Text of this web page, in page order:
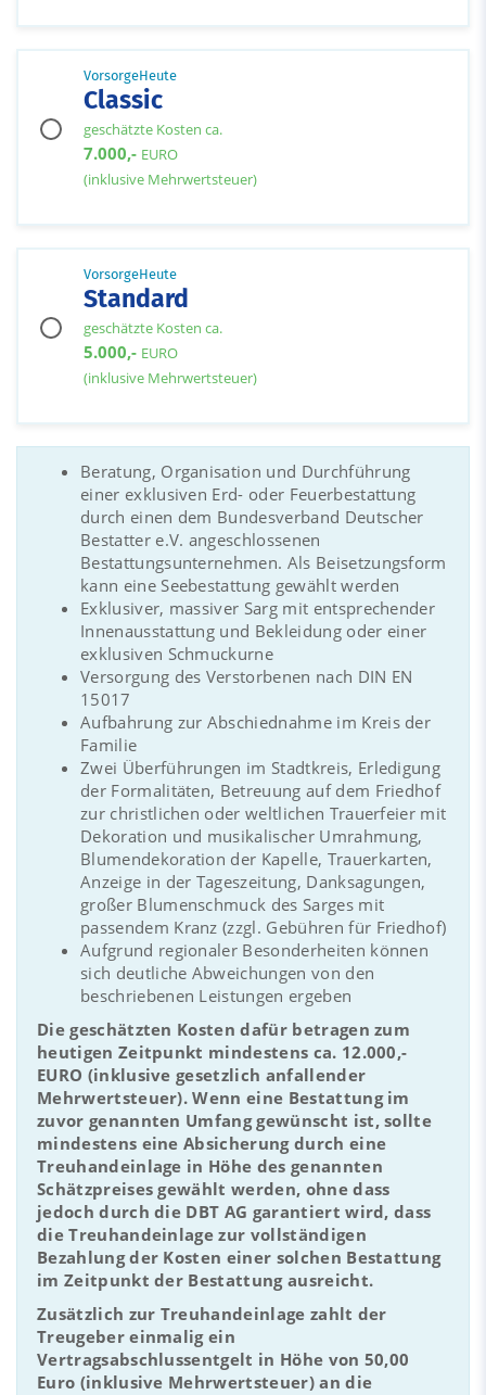
VorsorgeHeute
Classic
geschätzte Kosten ca.
7.000,- EURO
(inklusive Mehrwertsteuer)
VorsorgeHeute
Standard
geschätzte Kosten ca.
5.000,- EURO
(inklusive Mehrwertsteuer)
Beratung, Organisation und Durchführung
einer exklusiven Erd- oder Feuerbestattung
durch einen dem Bundesverband Deutscher
Bestatter e.V. angeschlossenen
Bestattungsunternehmen. Als Beisetzungsform
kann eine Seebestattung gewählt werden
Exklusiver, massiver Sarg mit entsprechender
Innenausstattung und Bekleidung oder einer
exklusiven Schmuckurne
Versorgung des Verstorbenen nach DIN EN
15017
Aufbahrung zur Abschiednahme im Kreis der
Familie
Zwei Überführungen im Stadtkreis, Erledigung
der Formalitäten, Betreuung auf dem Friedhof
zur christlichen oder weltlichen Trauerfeier mit
Dekoration und musikalischer Umrahmung,
Blumendekoration der Kapelle, Trauerkarten,
Anzeige in der Tageszeitung, Danksagungen,
großer Blumenschmuck des Sarges mit
passendem Kranz (zzgl. Gebühren für Friedhof)
Aufgrund regionaler Besonderheiten können
sich deutliche Abweichungen von den
beschriebenen Leistungen ergeben
Die geschätzten Kosten dafür betragen zum
heutigen Zeitpunkt mindestens ca. 12.000,-
EURO (inklusive gesetzlich anfallender
Mehrwertsteuer). Wenn eine Bestattung im
zuvor genannten Umfang gewünscht ist, sollte
mindestens eine Absicherung durch eine
Treuhandeinlage in Höhe des genannten
Schätzpreises gewählt werden, ohne dass
jedoch durch die DBT AG garantiert wird, dass
die Treuhandeinlage zur vollständigen
Bezahlung der Kosten einer solchen Bestattung
im Zeitpunkt der Bestattung ausreicht.
Zusätzlich zur Treuhandeinlage zahlt der
Treugeber einmalig ein
Vertragsabschlussentgelt in Höhe von 50,00
Euro (inklusive Mehrwertsteuer) an die